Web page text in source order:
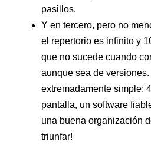
pasillos.
Y en tercero, pero no
el repertorio es infinito y
que no sucede cuando
aunque sea de
extremadamente simple:
pantalla, un software
una buena organización
triunfar!